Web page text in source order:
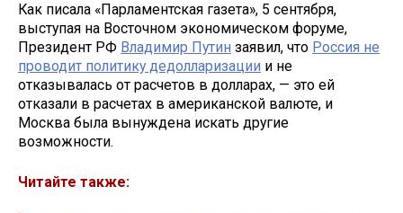
Как писала «Парламентская газета», 5 сентября,
выступая на Восточном экономическом форуме,
Президент РФ Владимир Путин заявил, что Россия не
проводит политику дедолларизации и не
отказывалась от расчетов в долларах, — это ей
отказали в расчетах в американской валюте, и
Москва была вынуждена искать другие
возможности.
Читайте также: